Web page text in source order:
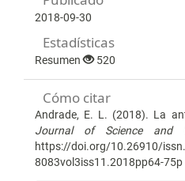
2018-09-30
Estadísticas
Resumen 520
Cómo citar
Andrade, E. L. (2018). La
Journal of Science and
https://doi.org/10.26910/
8083vol3iss11.2018pp64-75p